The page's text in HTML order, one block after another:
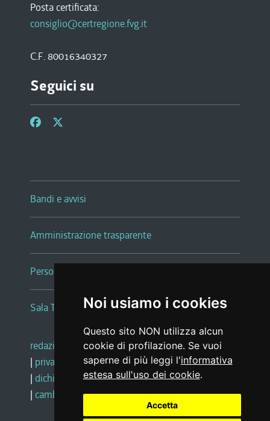
Noi usiamo i cookies
Questo sito NON utilizza alcun
cookie di profilazione. Se vuoi
saperne di più leggi l'informativa
estesa sull'uso dei cookie.
Accetta
Posta certificata:
consiglio@certregione.fvg.it
C.F. 80016340327
Seguici su
Bandi e avvisi
Amministrazione trasparente
Persone e Uffici
Sala Tiziano Tessitori
redazione web |note legali |glossario
| privacy
social media policy
| dichiarazione di accessibilità |feedback
| cambio preferenze cookie